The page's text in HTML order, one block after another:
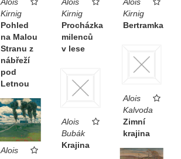
Kirnig
Pohled
na Malou
Stranu z
nábřeží
pod
Letnou
Kirnig
Procházka
milenců
v lese
Kirnig
Bertramka
Alois
Kalvoda
Zimní
krajina
Alois
Bubák
Krajina
Alois